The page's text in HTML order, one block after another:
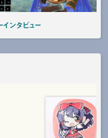
ンタビュー